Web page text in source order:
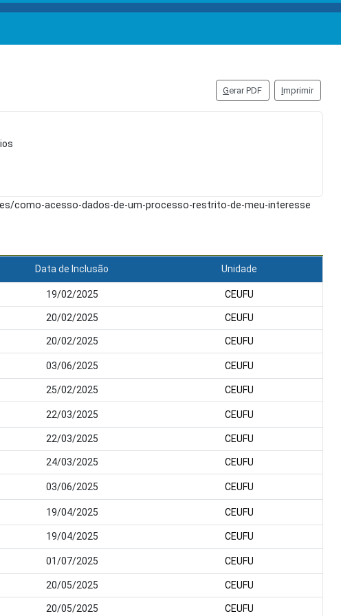
Gerar PDF Imprimir
como-acesso-dados-de-um-processo-restrito-de-meu-interesse
Data de Inclusão Unidade
19/02/2025 CEUFU
20/02/2025 CEUFU
20/02/2025 CEUFU
03/06/2025 CEUFU
25/02/2025 CEUFU
22/03/2025 CEUFU
22/03/2025 CEUFU
24/03/2025 CEUFU
03/06/2025 CEUFU
19/04/2025 CEUFU
19/04/2025 CEUFU
01/07/2025 CEUFU
20/05/2025 CEUFU
20/05/2025 CEUFU